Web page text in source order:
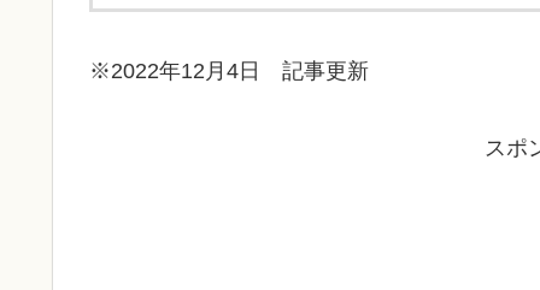
※2022年12月4日 記事更新
スポ